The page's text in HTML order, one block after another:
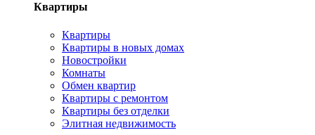
Квартиры
Квартиры
Квартиры в новых домах
Новостройки
Комнаты
Обмен квартир
Квартиры с ремонтом
Квартиры без отделки
Элитная недвижимость